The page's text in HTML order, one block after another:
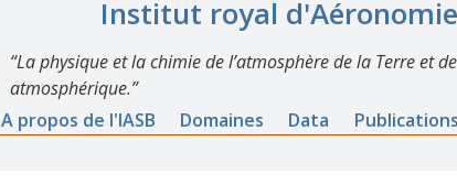
Institut royal
La physique et la chimie de l’atmosphère de la Terre et
atmosphérique.
A propos de l'IASB Domaines Data Publications